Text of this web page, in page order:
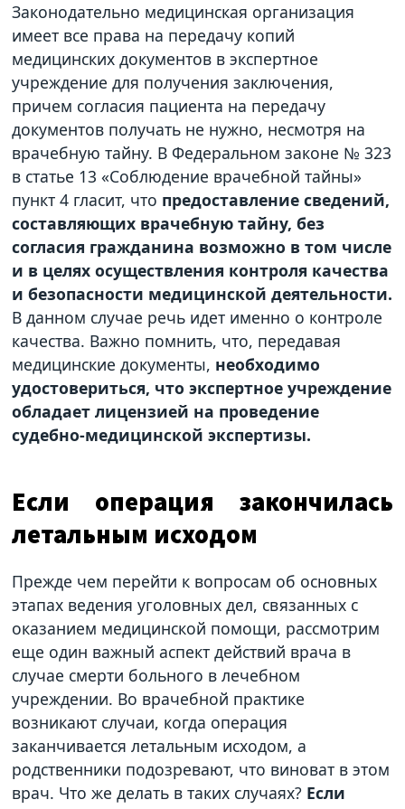
Законодательно медицинская организация
имеет все права на передачу копий
медицинских документов в экспертное
учреждение для получения заключения,
причем согласия пациента на передачу
документов получать не нужно, несмотря на
врачебную тайну. В Федеральном законе № 323
в статье 13 «Соблюдение врачебной тайны»
пункт 4 гласит, что предоставление сведений,
составляющих врачебную тайну, без
согласия гражданина возможно в том числе
и в целях осуществления контроля качества
и безопасности медицинской деятельности.
В данном случае речь идет именно о контроле
качества. Важно помнить, что, передавая
медицинские документы, необходимо
удостовериться, что экспертное учреждение
обладает лицензией на проведение
судебно-медицинской экспертизы.
Если операция закончилась
летальным исходом
Прежде чем перейти к вопросам об основных
этапах ведения уголовных дел, связанных с
оказанием медицинской помощи, рассмотрим
еще один важный аспект действий врача в
случае смерти больного в лечебном
учреждении. Во врачебной практике
возникают случаи, когда операция
заканчивается летальным исходом, а
родственники подозревают, что виноват в этом
врач. Что же делать в таких случаях? Если